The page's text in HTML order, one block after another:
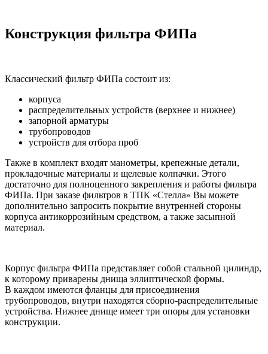
Конструкция фильтра ФИПа
Классический фильтр ФИПа состоит из:
корпуса
распределительных устройств (верхнее и нижнее)
запорной арматуры
трубопроводов
устройств для отбора проб
Также в комплект входят манометры, крепежные детали,
прокладочные материалы и щелевые колпачки. Этого
достаточно для полноценного закрепления и работы фильтра
ФИПа. При заказе фильтров в ТПК «Стелла» Вы можете
дополнительно запросить покрытие внутренней стороны
корпуса антикоррозийным средством, а также засыпной
материал.
Корпус фильтра ФИПа представляет собой стальной цилиндр,
к которому приварены днища эллиптической формы.
В каждом имеются фланцы для присоединения
трубопроводов, внутри находятся сборно-распределительные
устройства. Нижнее днище имеет три опоры для установки
конструкции.